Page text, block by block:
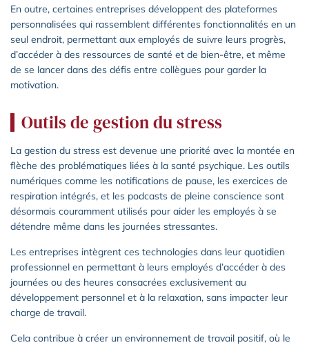
En outre, certaines entreprises développent des plateformes
personnalisées qui rassemblent différentes fonctionnalités en un
seul endroit, permettant aux employés de suivre leurs progrès,
d’accéder à des ressources de santé et de bien-être, et même
de se lancer dans des défis entre collègues pour garder la
motivation.
Outils de gestion du stress
La gestion du stress est devenue une priorité avec la montée en
flèche des problématiques liées à la santé psychique. Les outils
numériques comme les notifications de pause, les exercices de
respiration intégrés, et les podcasts de pleine conscience sont
désormais couramment utilisés pour aider les employés à se
détendre même dans les journées stressantes.
Les entreprises intègrent ces technologies dans leur quotidien
professionnel en permettant à leurs employés d’accéder à des
journées ou des heures consacrées exclusivement au
développement personnel et à la relaxation, sans impacter leur
charge de travail.
Cela contribue à créer un environnement de travail positif, où le